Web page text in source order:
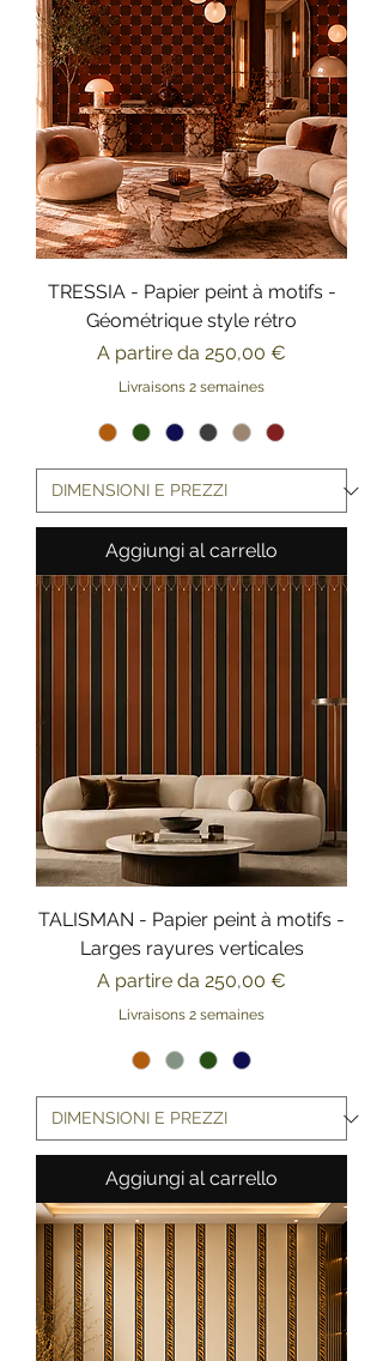
TRESSIA - Papier peint à motifs -
Géométrique style rétro
A partire da 250,00 €
Prezzo scontato
Livraisons 2 semaines
Aggiungi al carrello
TALISMAN - Papier peint à motifs -
Larges rayures verticales
A partire da 250,00 €
Prezzo scontato
Livraisons 2 semaines
Aggiungi al carrello